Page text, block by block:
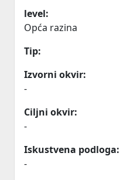
level:
Opća razina
Tip:
Izvorni okvir:
-
Ciljni okvir:
-
Iskustvena podloga:
-